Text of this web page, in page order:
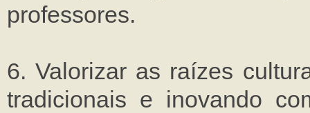
professores.
6. Valorizar as raízes
tradicionais e inovando